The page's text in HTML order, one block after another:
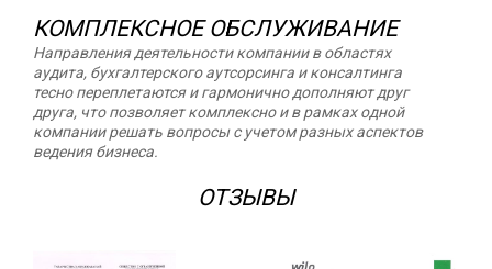
КОМПЛЕКСНОЕ ОБСЛУЖИВАНИЕ
Направления деятельности компании в областях
аудита, бухгалтерского аутсорсинга и консалтинга
тесно переплетаются и гармонично дополняют друг
друга, что позволяет комплексно и в рамках одной
компании решать вопросы с учетом разных аспектов
ведения бизнеса.
ОТЗЫВЫ